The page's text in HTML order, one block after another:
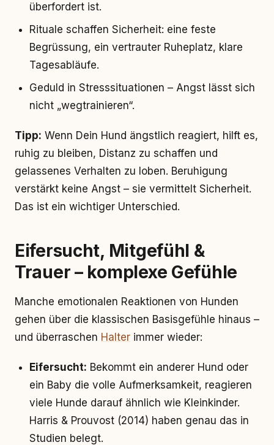
überfordert ist.
Rituale schaffen Sicherheit: eine feste
Begrüssung, ein vertrauter Ruheplatz, klare
Tagesabläufe.
Geduld in Stresssituationen – Angst lässt sich
nicht „wegtrainieren“.
Tipp: Wenn Dein Hund ängstlich reagiert, hilft es,
ruhig zu bleiben, Distanz zu schaffen und
gelassenes Verhalten zu loben. Beruhigung
verstärkt keine Angst – sie vermittelt Sicherheit.
Das ist ein wichtiger Unterschied.
Eifersucht, Mitgefühl &
Trauer – komplexe Gefühle
Manche emotionalen Reaktionen von Hunden
gehen über die klassischen Basisgefühle hinaus –
und überraschen Halter immer wieder:
Eifersucht: Bekommt ein anderer Hund oder
ein Baby die volle Aufmerksamkeit, reagieren
viele Hunde darauf ähnlich wie Kleinkinder.
Harris & Prouvost (2014) haben genau das in
Studien belegt.